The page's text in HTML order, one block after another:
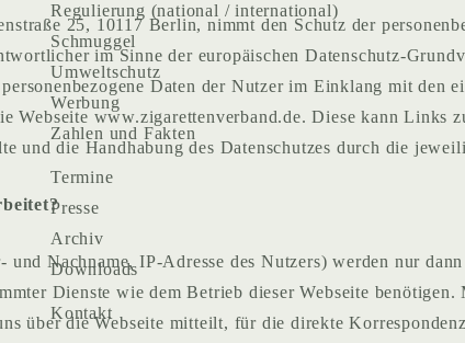
Regulierung (national / international)
Schmuggel
Umweltschutz
Werbung
Zahlen und Fakten
Termine
Presse
Archiv
Downloads
Kontakt
25, 10117 Berlin, nimmt den Schutz der
im Sinne der europäischen Datenschutz-
Daten der Nutzer im Einklang mit den
Webseite www.zigarettenverband.de. Diese kann Links
und die Handhabung des Datenschutzes durch die
und Nachname, IP-Adresse des Nutzers) werden nur
Dienste wie dem Betrieb dieser Webseite
über die Webseite mitteilt, für die direkte